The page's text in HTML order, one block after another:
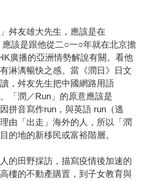
舛友雄大先生，應該是在
該是跟他從二○一○年就在北京擔
廣播的亞洲情勢解說有關。看他
淋漓暢快之感。當《潤日》日文
，舛友先生把中國網路用語
「潤／Run」的原意應該是
拼音寫作run，與英語 run（逃
由「出走」海外的人，所以「潤
的地的新移民或富裕階層。
的田野採訪，描寫疫情後加速的
樓的不動產購置，到子女教育與